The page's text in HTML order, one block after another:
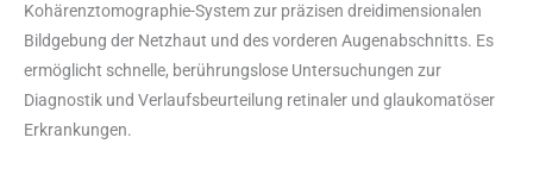
Kohärenztomographie-System zur präzisen dreidimensionalen
Bildgebung der Netzhaut und des vorderen Augenabschnitts. Es
ermöglicht schnelle, berührungslose Untersuchungen zur
Diagnostik und Verlaufsbeurteilung retinaler und glaukomatöser
Erkrankungen.